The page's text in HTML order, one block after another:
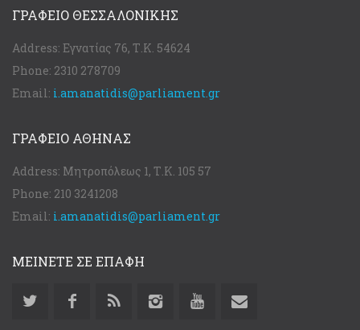
ΓΡΑΦΕΊΟ ΘΕΣΣΑΛΟΝΊΚΗΣ
Address: Εγνατίας 76, Τ.Κ. 54624
Phone: 2310 278709
Email: i.amanatidis@parliament.gr
ΓΡΑΦΕΊΟ ΑΘΉΝΑΣ
Address: Μητροπόλεως 1, Τ.Κ. 105 57
Phone: 210 3241208
Email: i.amanatidis@parliament.gr
ΜΕΙΝΕΤΕ ΣΕ ΕΠΑΦΗ